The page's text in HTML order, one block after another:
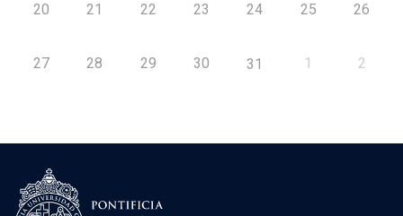
20 21 22 23 24 25 26
27 28 29 30 31 1 2